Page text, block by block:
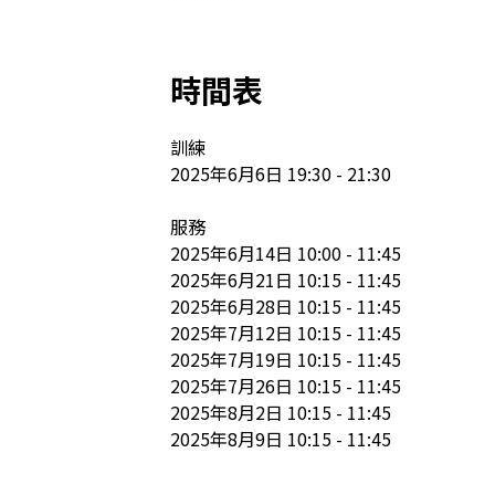
時間表
訓練
2025年6月6日 19:30 - 21:30
服務
2025年6月14日 10:00 - 11:45
2025年6月21日 10:15 - 11:45
2025年6月28日 10:15 - 11:45
2025年7月12日 10:15 - 11:45
2025年7月19日 10:15 - 11:45
2025年7月26日 10:15 - 11:45
2025年8月2日 10:15 - 11:45
2025年8月9日 10:15 - 11:45